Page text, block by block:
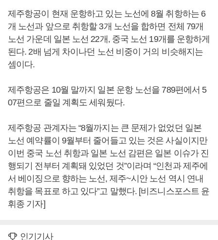
제주항공이 현재 운항하고 있는 노선에 8월 취항하는 6
개 노선과 앞으로 취항할 3개 노선을 합하면 전체 79개
노선 가운데 일본 노선 22개, 중국 노선 19개를 운항하게
된다. 2배 넘게 차이나던 노선 비중이 거의 비슷해지는
셈이다.
제주항공은 10월 말까지 일본 운항 노선을 789편에서 5
07편으로 줄일 계획도 세워뒀다.
제주항공 관계자는 “8월까지는 큰 문제가 없었던 일본
노선 예약률이 9월부터 줄어들고 있는 것은 사실이지만
이번 중국 노선 취항과 일본 노선 감편은 일본 이슈가 진
행되기 전부터 계획돼 있었던 것”이라며 “인천과 제주에
서 베이징으로 향하는 노선, 제주~시안 노선 역시 연내
취항을 목표로 하고 있다”고 말했다. [비즈니스포스트 윤
휘종 기자]
인기기사